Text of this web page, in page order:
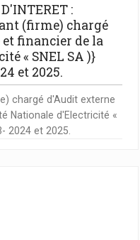
:
(firme) chargé
financier de la
« SNEL SA )}
et 2025.
chargé d'Audit externe
Nationale d'Electricité «
2024 et 2025.